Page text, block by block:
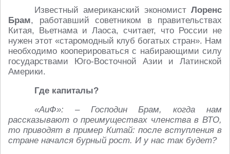
Известный американский экономист Лоренс
Брам, работавший советником в правительствах
Китая, Вьетнама и Лаоса, считает, что России не
нужен этот «старомодный клуб богатых стран». Нам
необходимо кооперироваться с набирающими силу
государствами Юго-Восточной Азии и Латинской
Америки.
Где капиталы?
«АиФ»: – Господин Брам, когда нам
рассказывают о преимуществах членства в ВТО,
то приводят в пример Китай: после вступления в
стране начался бурный рост. И у нас так будет?